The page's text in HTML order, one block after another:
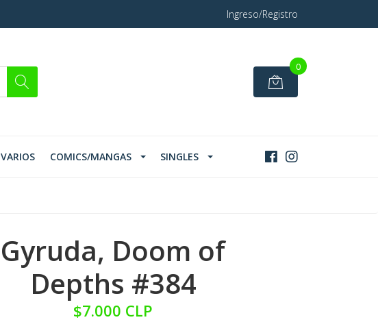
Ingreso/Registro
0
VARIOS COMICS/MANGAS SINGLES
Gyruda, Doom of
Depths #384
$7.000 CLP